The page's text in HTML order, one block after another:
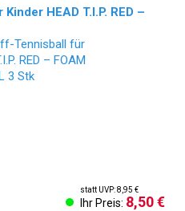
HEAD T.I.P. RED –
statt UVP: 8,95 €
Ihr Preis: 8,50 €